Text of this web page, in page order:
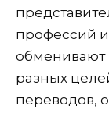
профессий
обменивают
разных
переводов,